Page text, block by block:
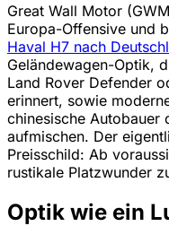
Great Wall Motor
Europa-Offensive und
Haval H7 nach
Geländewagen-Optik,
Land Rover Defender
erinnert, sowie
chinesische Autobauer
aufmischen. Der
Preisschild: Ab
rustikale Platzwunder
Optik wie ein